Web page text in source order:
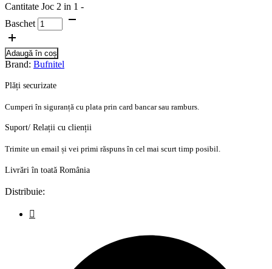
Cantitate Joc 2 in 1 -
Baschet
Adaugă în coș
Brand: Bufnitel
Plăți securizate
Cumperi în siguranță cu plata prin card bancar sau ramburs.
Suport/ Relații cu clienții
Trimite un email și vei primi răspuns în cel mai scurt timp posibil.
Livrări în toată România
Distribuie: